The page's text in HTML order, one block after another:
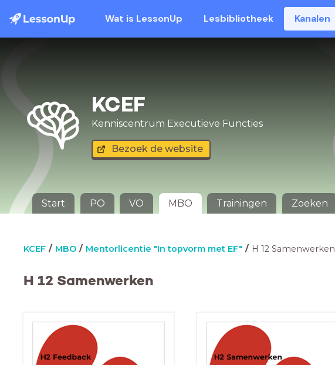
Wat is LessonUp Lesbibliotheek Kanalen
KCEF
Kenniscentrum Executieve Functies
Bezoek de website
Start PO VO MBO Trainingen Zoeken
KCEF MBO Mentorlicentie "In topvorm met EF" H 12 Samenwerken
H 12 Samenwerken